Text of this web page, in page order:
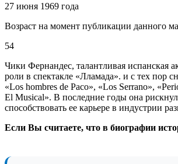
27 июня 1969 года
Возраст на момент публикации данного
54
Чики Фернандес, талантливая испанская
роли в спектакле «Лламада». и с тех пор
«Los hombres de Paco», «Los Serrano»,
El Musical». В последние годы она
способствовать ее карьере в индустрии
Если Вы считаете, что в биографии